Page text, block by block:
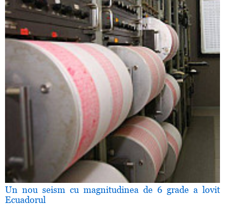
Un nou seism cu magnitudinea de 6 grade a lovit
Ecuadorul